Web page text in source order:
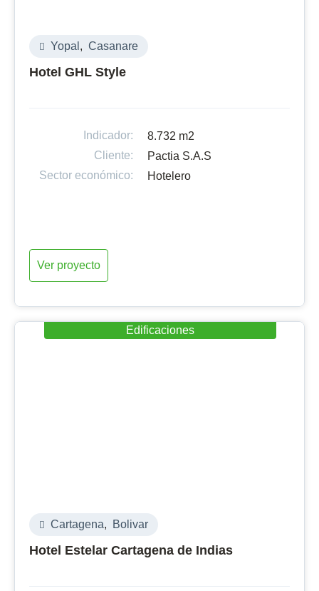
Yopal , Casanare
Hotel GHL Style
Indicador:
8.732 m2
Cliente:
Pactia S.A.S
Sector económico:
Hotelero
Ver proyecto
Edificaciones
Cartagena, Bolivar
Hotel Estelar Cartagena de Indias